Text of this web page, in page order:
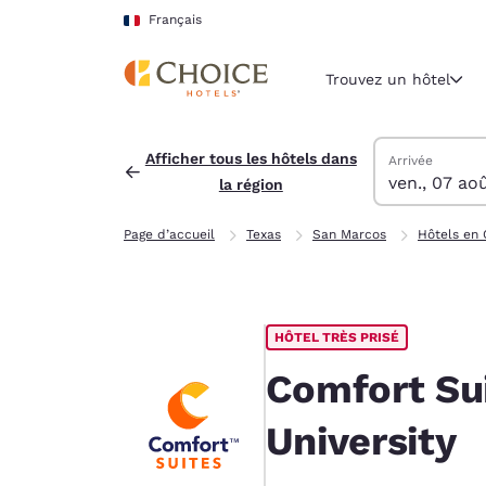
Sauter à Contenu Principal
Français
Région et lieu
Français
Português
Trouvez un hôtel
Afficher tous les hôtels dans
la région
Trouver des
vendredi 7
Arrivée
ven., 07
samedi 8 août
samedi 8
vendredi 7
Page d’accueil Texas San Marcos Hôtels en
HÔTEL TRÈS PRISÉ
Comfort
University